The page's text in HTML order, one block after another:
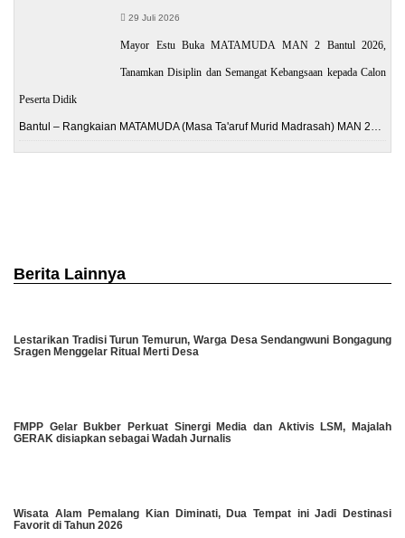
29 Juli 2026
Mayor Estu Buka MATAMUDA MAN 2 Bantul 2026,
Tanamkan Disiplin dan Semangat Kebangsaan kepada Calon
Peserta Didik
Bantul – Rangkaian MATAMUDA (Masa Ta'aruf Murid Madrasah) MAN 2…
Berita Lainnya
Lestarikan Tradisi Turun Temurun, Warga Desa Sendangwuni Bongagung
Sragen Menggelar Ritual Merti Desa
FMPP Gelar Bukber Perkuat Sinergi Media dan Aktivis LSM, Majalah
GERAK disiapkan sebagai Wadah Jurnalis
Wisata Alam Pemalang Kian Diminati, Dua Tempat ini Jadi Destinasi
Favorit di Tahun 2026